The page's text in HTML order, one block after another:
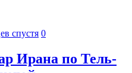
спустя 0
Ирана по Тель-